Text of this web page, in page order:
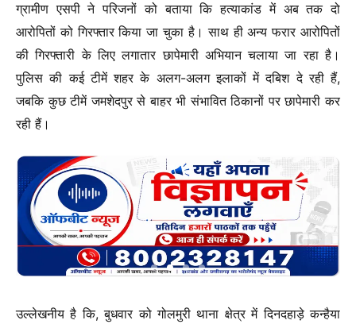
ग्रामीण एसपी ने परिजनों को बताया कि हत्याकांड में अब तक दो
आरोपितों को गिरफ्तार किया जा चुका है। साथ ही अन्य फरार आरोपितों
की गिरफ्तारी के लिए लगातार छापेमारी अभियान चलाया जा रहा है।
पुलिस की कई टीमें शहर के अलग-अलग इलाकों में दबिश दे रही हैं,
जबकि कुछ टीमें जमशेदपुर से बाहर भी संभावित ठिकानों पर छापेमारी कर
रही हैं।
उल्‍लेखनीय है कि, बुधवार को गोलमुरी थाना क्षेत्र में दिनदहाड़े कन्हैया